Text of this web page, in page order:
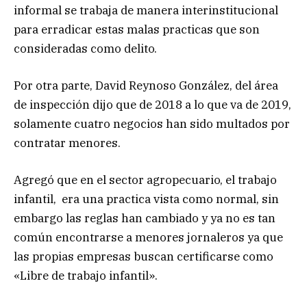
informal se trabaja de manera interinstitucional
para erradicar estas malas practicas que son
consideradas como delito.
Por otra parte, David Reynoso González, del área
de inspección dijo que de 2018 a lo que va de 2019,
solamente cuatro negocios han sido multados por
contratar menores.
Agregó que en el sector agropecuario, el trabajo
infantil, era una practica vista como normal, sin
embargo las reglas han cambiado y ya no es tan
común encontrarse a menores jornaleros ya que
las propias empresas buscan certificarse como
«Libre de trabajo infantil».